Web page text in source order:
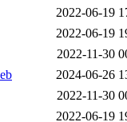
2022-06-19
2022-06-19
2022-11-30
2024-06-26
2022-11-30
2022-06-19